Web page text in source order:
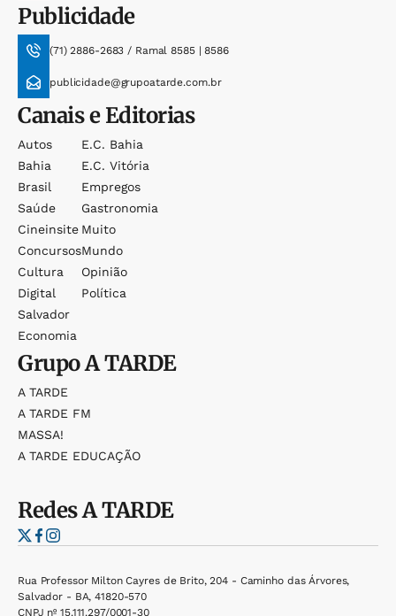
Publicidade
(71) 2886-2683 / Ramal 8585 | 8586
publicidade@grupoatarde.com.br
Canais e Editorias
Autos
Bahia
Brasil
Saúde
Cineinsite
Concursos
Cultura
Digital
Salvador
Economia
E.c. Bahia
E.c. Vitória
Empregos
Gastronomia
Muito
Mundo
Opinião
Política
GrupoA TARDE
A TARDE
A TARDE FM
MASSA!
A TARDE EDUCAÇÃO
RedesA TARDE
Rua Professor Milton Cayres de Brito, 204 - Caminho das Árvores,
Salvador - BA, 41820-570
CNPJ nº 15.111.297/0001-30